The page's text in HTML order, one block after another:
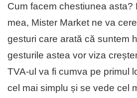
Cum facem chestiunea asta?
mea, Mister Market ne va
gesturi care arată că suntem
gesturile astea vor viza
TVA-ul va fi cumva pe primul
cel mai simplu și se vede cel